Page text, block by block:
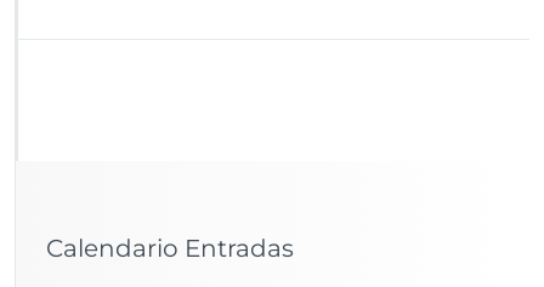
Calendario Entradas